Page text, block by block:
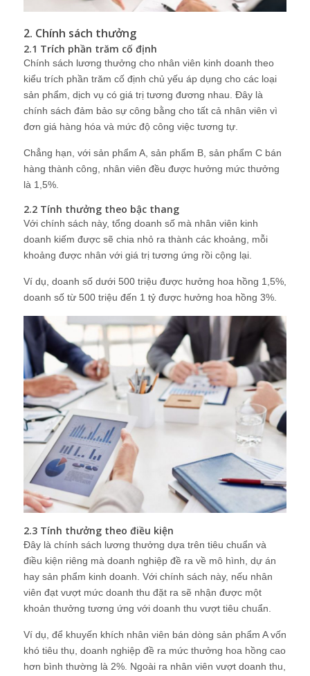
2. Chính sách thưởng
2.1 Trích phần trăm cố định
Chính sách lương thưởng cho nhân viên kinh doanh theo
kiểu trích phần trăm cố định chủ yếu áp dụng cho các loại
sản phẩm, dịch vụ có giá trị tương đương nhau. Đây là
chính sách đảm bảo sự công bằng cho tất cả nhân viên vì
đơn giá hàng hóa và mức độ công việc tương tự.
Chẳng hạn, với sản phẩm A, sản phẩm B, sản phẩm C bán
hàng thành công, nhân viên đều được hưởng mức thưởng
là 1,5%.
2.2 Tính thưởng theo bậc thang
Với chính sách này, tổng doanh số mà nhân viên kinh
doanh kiếm được sẽ chia nhỏ ra thành các khoảng, mỗi
khoảng được nhân với giá trị tương ứng rồi cộng lại.
Ví dụ, doanh số dưới 500 triệu được hưởng hoa hồng 1,5%,
doanh số từ 500 triệu đến 1 tỷ được hưởng hoa hồng 3%.
2.3 Tính thưởng theo điều kiện
Đây là chính sách lương thưởng dựa trên tiêu chuẩn và
điều kiện riêng mà doanh nghiệp đề ra về mô hình, dự án
hay sản phẩm kinh doanh. Với chính sách này, nếu nhân
viên đạt vượt mức doanh thu đặt ra sẽ nhận được một
khoản thưởng tương ứng với doanh thu vượt tiêu chuẩn.
Ví dụ, để khuyến khích nhân viên bán dòng sản phẩm A vốn
khó tiêu thụ, doanh nghiệp đề ra mức thưởng hoa hồng cao
hơn bình thường là 2%. Ngoài ra nhân viên vượt doanh thu,